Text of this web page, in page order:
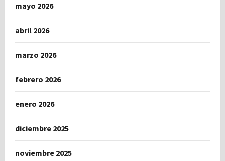
mayo 2026
abril 2026
marzo 2026
febrero 2026
enero 2026
diciembre 2025
noviembre 2025